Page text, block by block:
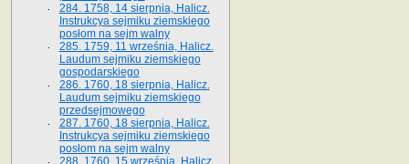
284. 1758, 14 sierpnia, Halicz.
Instrukcya sejmiku ziemskiego
posłom na sejm walny
285. 1759, 11 września, Halicz.
Laudum sejmiku ziemskiego
gospodarskiego
286. 1760, 18 sierpnia, Halicz.
Laudum sejmiku ziemskiego
przedsejmowego
287. 1760, 18 sierpnia, Halicz.
Instrukcya sejmiku ziemskiego
posłom na sejm walny
288. 1760, 15 września, Halicz.